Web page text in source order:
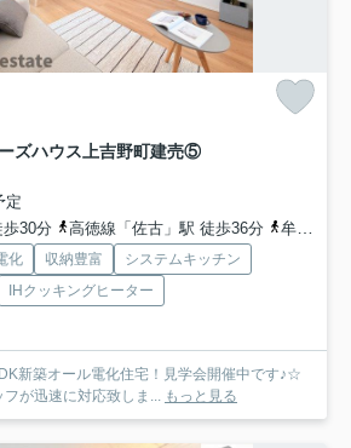
ズハウス上吉野町建売⑤
定
30分
高徳線「佐古」駅 徒歩36分 牟岐線「阿波富田」駅 徒歩36分
化 収納豊富
システムキッチン
IHクッキングヒーター
新築オール電化住宅！見学会開催中です♪☆
が迅速に対応致しま... もっと見る